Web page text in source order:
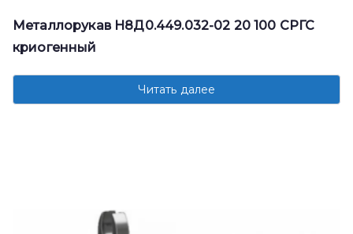
Металлорукав Н8Д0.449.032-02 20 100 СРГС
криогенный
Читать далее